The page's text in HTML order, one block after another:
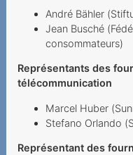
André Bähler
Jean Busché
consommateurs)
Représentants des
télécommunication
Marcel Huber
Stefano Orlando
Représentant des